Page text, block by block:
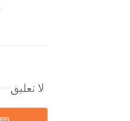
لا تعليق